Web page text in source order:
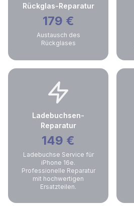
Rückglas-Reparatur
179 €
Austausch des
Rückglases
Ladebuchsen-
Reparatur
149 €
Ladebuchse Service für
iPhone 16e.
Professionelle Reparatur
mit hochwertigen
Ersatzteilen.